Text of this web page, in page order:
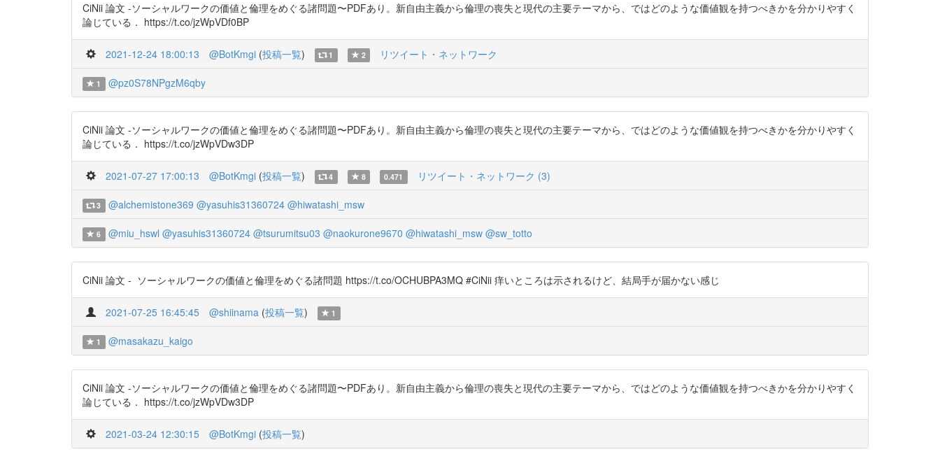
CiNii 論文 -ソーシャルワークの価値と倫理をめぐる諸問題〜PDFあり。新自由主義から倫理の喪失と現代の主要テーマから、ではどのような価値観を持つべきかを分かりやすく
論じている． https://t.co/jzWpVDf0BP
2021-12-24 18:00:13 @BotKmgi (投稿一覧) 1 2 リツイート・ネットワーク
1 @pz0S78NPgzM6qby
CiNii 論文 -ソーシャルワークの価値と倫理をめぐる諸問題〜PDFあり。新自由主義から倫理の喪失と現代の主要テーマから、ではどのような価値観を持つべきかを分かりやすく
論じている． https://t.co/jzWpVDw3DP
2021-07-27 17:00:13 @BotKmgi (投稿一覧) 4 8 0.471 リツイート・ネットワーク (3)
3 @alchemistone369 @yasuhis31360724 @hiwatashi_msw
6 @miu_hswl @yasuhis31360724 @tsurumitsu03 @naokurone9670 @hiwatashi_msw @sw_totto
CiNii 論文 - ソーシャルワークの価値と倫理をめぐる諸問題 https://t.co/OCHUBPA3MQ #CiNii 痒いところは示されるけど、結局手が届かない感じ
2021-07-25 16:45:45 @shiinama (投稿一覧) 1
1 @masakazu_kaigo
CiNii 論文 -ソーシャルワークの価値と倫理をめぐる諸問題〜PDFあり。新自由主義から倫理の喪失と現代の主要テーマから、ではどのような価値観を持つべきかを分かりやすく
論じている． https://t.co/jzWpVDw3DP
2021-03-24 12:30:15 @BotKmgi (投稿一覧)